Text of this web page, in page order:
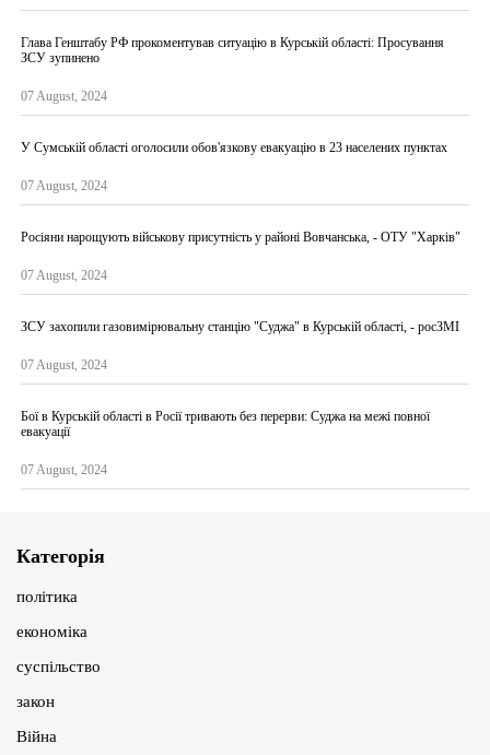
Глава Генштабу РФ прокоментував ситуацію в Курській області: Просування
ЗСУ зупинено
07 August, 2024
У Сумській області оголосили обов'язкову евакуацію в 23 населених пунктах
07 August, 2024
Росіяни нарощують військову присутність у районі Вовчанська, - ОТУ "Харків"
07 August, 2024
ЗСУ захопили газовимірювальну станцію "Суджа" в Курській області, - росЗМІ
07 August, 2024
Бої в Курській області в Росії тривають без перерви: Суджа на межі повної
евакуації
07 August, 2024
Категорія
політика
економіка
суспільство
закон
Війна